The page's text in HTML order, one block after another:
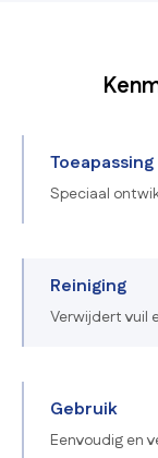
Toeapassing
Speciaal
Reiniging
Verwijdert vuil
Gebruik
Eenvoudig en